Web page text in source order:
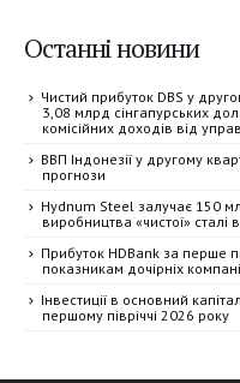
Останні новини
Чистий прибуток DBS у
3,08 млрд сінгапурських
комісійних доходів від
ВВП Індонезії у другому
прогнози
Hydnum Steel залучає 150
виробництва «чистої» сталі в
Прибуток HDBank за перше
показникам дочірніх
Інвестиції в основний
першому півріччі 2026 року